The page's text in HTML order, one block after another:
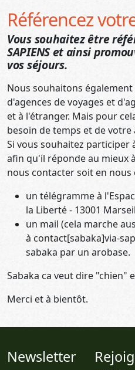
Référencez
Vous souhaitez être
SAPIENS et ainsi
vos séjours.
Nous souhaitons
d'agences de voyages et
et à l'étranger. Mais pour
besoin de temps et de
Si vous souhaitez participer
afin qu'il réponde au mieux
nous contacter soit en nous
un télégramme à
la Liberté - 13001
un mail (cela marche
à contact[sabaka]via-
sabaka par un arobase.
Sabaka ca veut dire "chien"
Merci et à bientôt.
Newsletter